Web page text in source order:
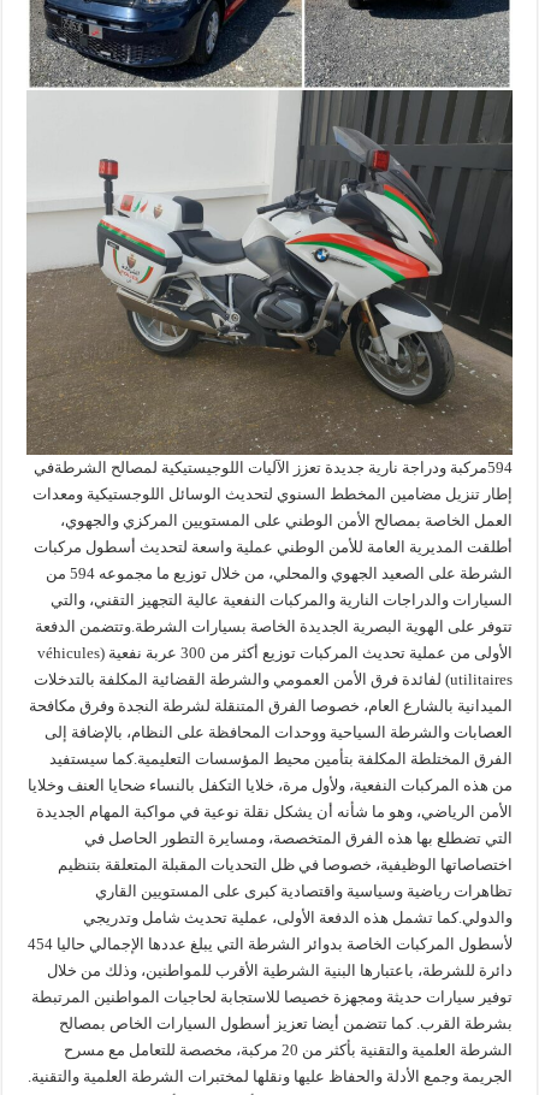
594مركبة ودراجة نارية جديدة تعزز الآليات اللوجيستيكية لمصالح الشرطةفي
إطار تنزيل مضامين المخطط السنوي لتحديث الوسائل اللوجستيكية ومعدات
العمل الخاصة بمصالح الأمن الوطني على المستويين المركزي والجهوي،
أطلقت المديرية العامة للأمن الوطني عملية واسعة لتحديث أسطول مركبات
الشرطة على الصعيد الجهوي والمحلي، من خلال توزيع ما مجموعه 594 من
السيارات والدراجات النارية والمركبات النفعية عالية التجهيز التقني، والتي
تتوفر على الهوية البصرية الجديدة الخاصة بسيارات الشرطة.وتتضمن الدفعة
الأولى من عملية تحديث المركبات توزيع أكثر من 300 عربة نفعية (véhicules
utilitaires) لفائدة فرق الأمن العمومي والشرطة القضائية المكلفة بالتدخلات
الميدانية بالشارع العام، خصوصا الفرق المتنقلة لشرطة النجدة وفرق مكافحة
العصابات والشرطة السياحية ووحدات المحافظة على النظام، بالإضافة إلى
الفرق المختلطة المكلفة بتأمين محيط المؤسسات التعليمية.كما سيستفيد
من هذه المركبات النفعية، ولأول مرة، خلايا التكفل بالنساء ضحايا العنف وخلايا
الأمن الرياضي، وهو ما شأنه أن يشكل نقلة نوعية في مواكبة المهام الجديدة
التي تضطلع بها هذه الفرق المتخصصة، ومسايرة التطور الحاصل في
اختصاصاتها الوظيفية، خصوصا في ظل التحديات المقبلة المتعلقة بتنظيم
تظاهرات رياضية وسياسية واقتصادية كبرى على المستويين القاري
والدولي.كما تشمل هذه الدفعة الأولى، عملية تحديث شامل وتدريجي
لأسطول المركبات الخاصة بدوائر الشرطة التي يبلغ عددها الإجمالي حاليا 454
دائرة للشرطة، باعتبارها البنية الشرطية الأقرب للمواطنين، وذلك من خلال
توفير سيارات حديثة ومجهزة خصيصا للاستجابة لحاجيات المواطنين المرتبطة
بشرطة القرب. كما تتضمن أيضا تعزيز أسطول السيارات الخاص بمصالح
الشرطة العلمية والتقنية بأكثر من 20 مركبة، مخصصة للتعامل مع مسرح
الجريمة وجمع الأدلة والحفاظ عليها ونقلها لمختبرات الشرطة العلمية والتقنية.